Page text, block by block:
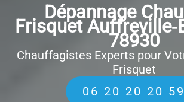
Dépannage
Frisquet
78930
Chauffagistes Experts pour
Frisquet
06 20 20 20 59